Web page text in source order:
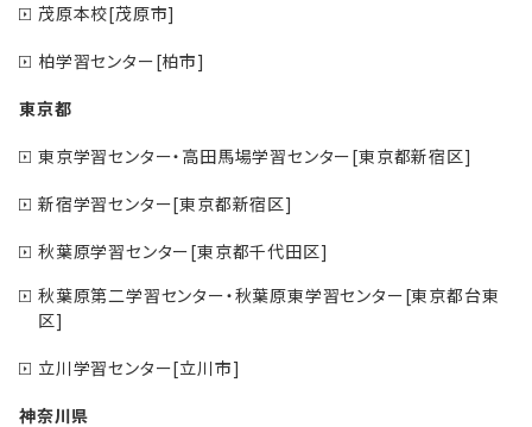
茂原本校[茂原市]
柏学習センター[柏市]
東京都
東京学習センター・高田馬場学習センター[東京都新宿区]
新宿学習センター[東京都新宿区]
秋葉原学習センター[東京都千代田区]
秋葉原第二学習センター・秋葉原東学習センター[東京都台東
区]
立川学習センター[立川市]
神奈川県